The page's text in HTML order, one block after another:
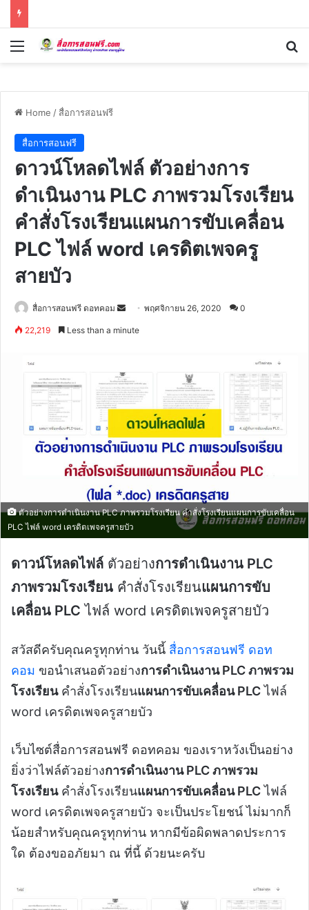
Menu
Home / สื่อการสอนฟรี
สื่อการสอนฟรี
ดาวน์โหลดไฟล์ ตัวอย่างการ
ดำเนินงาน PLC ภาพรวมโรงเรียน
คำสั่งโรงเรียนแผนการขับเคลื่อน
PLC ไฟล์ word เครดิตเพจครู
สายบัว
สื่อการสอนฟรี ดอทคอม
Sendพฤศจิกายน 26, 2020 0
22,219 Less than a minute
ตัวอย่างการดำเนินงาน PLC ภาพรวมโรงเรียน คำสั่งโรงเรียนแผนการขับเคลื่อน
PLC ไฟล์ word เครดิตเพจครูสายบัว
ดาวน์โหลดไฟล์ ตัวอย่างการดำเนินงาน PLC
ภาพรวมโรงเรียน คำสั่งโรงเรียนแผนการขับ
เคลื่อน PLC ไฟล์ word เครดิตเพจครูสายบัว
สวัสดีครับคุณครูทุกท่าน วันนี้ สื่อการสอนฟรี ดอท
คอม ขอนำเสนอตัวอย่างการดำเนินงาน PLC ภาพรวม
โรงเรียนคำสั่งโรงเรียนแผนการขับเคลื่อน PLCไฟล์
word เครดิตเพจครูสายบัว
เว็บไซต์สื่อการสอนฟรี ดอทคอม ของเราหวังเป็นอย่าง
ยิ่งว่าไฟล์ตัวอย่างการดำเนินงาน PLC ภาพรวม
โรงเรียนคำสั่งโรงเรียนแผนการขับเคลื่อน PLCไฟล์
word เครดิตเพจครูสายบัว จะเป็นประโยชน์ ไม่มากก็
น้อยสำหรับคุณครูทุกท่าน หากมีข้อผิดพลาดประการ
ใด ต้องขออภัยมา ณ ที่นี้ ด้วยนะครับ